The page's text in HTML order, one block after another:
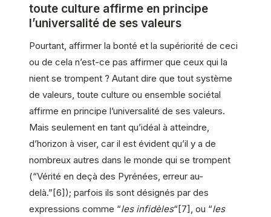
toute culture affirme en principe
l’universalité de ses valeurs
Pourtant, affirmer la bonté et la supériorité de ceci
ou de cela n’est-ce pas affirmer que ceux qui la
nient se trompent ? Autant dire que tout système
de valeurs, toute culture ou ensemble sociétal
affirme en principe l’universalité de ses valeurs.
Mais seulement en tant qu’idéal à atteindre,
d’horizon à viser, car il est évident qu’il y a de
nombreux autres dans le monde qui se trompent
(“Vérité en deçà des Pyrénées, erreur au-
delà.”[6]); parfois ils sont désignés par des
expressions comme “les infidèles“[7], ou “les